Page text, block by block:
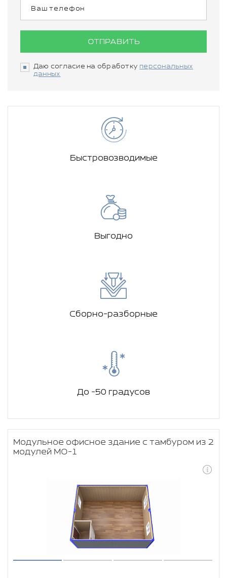
ОТПРАВИТЬ
Даю согласие на обработку персональных
данных
Быстровозводимые
Выгодно
Сборно-разборные
До -50 градусов
Модульное офисное здание с тамбуром из 2
модулей МО-1